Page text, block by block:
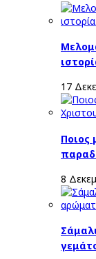
17
Ποιος
8